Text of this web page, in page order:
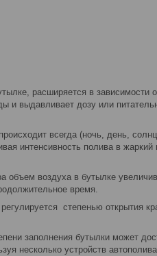
расширяется в зависимости
и выдавливает дозу или
всегда (ночь, день,
интенсивность полива в
объем воздуха в бутылке
время.
степенью открытия
заполнения бутылки может
несколько устройств